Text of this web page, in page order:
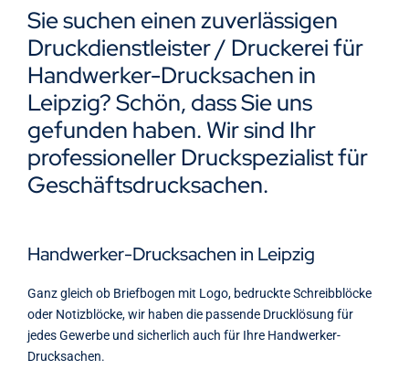
Kontakt
Sie suchen einen zuverlässigen
Druckdienstleister / Druckerei für
Handwerker-Drucksachen in
Leipzig? Schön, dass Sie uns
gefunden haben. Wir sind Ihr
professioneller Druckspezialist für
Geschäftsdrucksachen.
Handwerker-Drucksachen in Leipzig
Ganz gleich ob Briefbogen mit Logo, bedruckte Schreibblöcke
oder Notizblöcke, wir haben die passende Drucklösung für
jedes Gewerbe und sicherlich auch für Ihre Handwerker-
Drucksachen.